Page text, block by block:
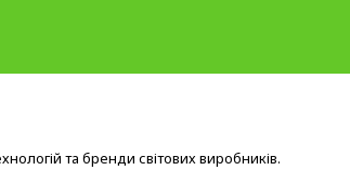
та бренди світових виробників.